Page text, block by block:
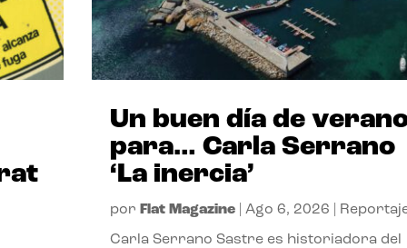
Un buen día de
para… Carla Serrano
‘La inercia’
por Flat Magazine| Ago 6, 2026
Carla Serrano Sastre es historiadora del